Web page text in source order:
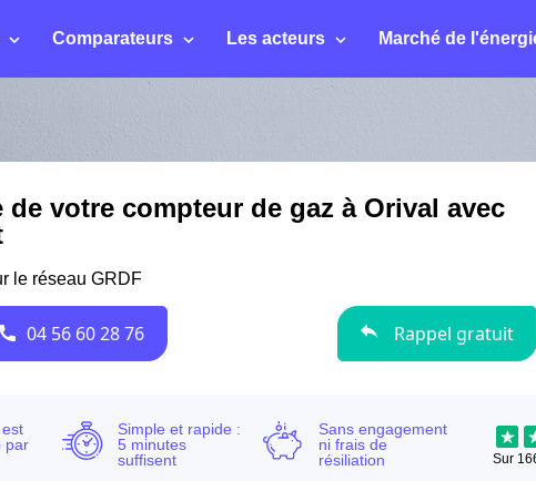
Comparateurs Les acteurs Marché de